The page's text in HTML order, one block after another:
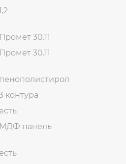
Промет 30.11
Промет 30.11
пенополистирол
контура
есть
МДФ панель
есть